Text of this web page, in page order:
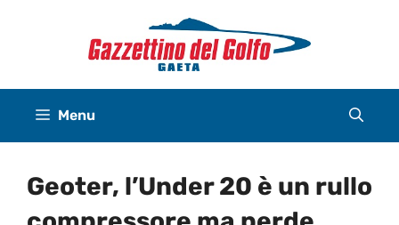
Menu
Geoter, l’Under 20 è un rullo